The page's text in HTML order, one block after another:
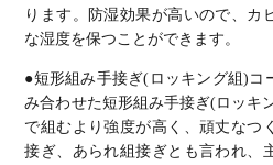
ります。 防湿効果が高いので、カ
な湿度を保つことができます。
●短形組み手接ぎ(ロッキング組) コ
み合わせた短形組み手接ぎ(ロッキ
で組むより強度が高く、頑丈なつ
接ぎ、あられ組接ぎとも言われ、